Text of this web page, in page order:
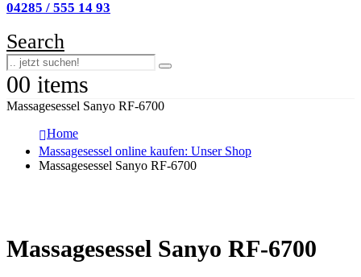
04285 / 555 14 93
Search
00 items
Massagesessel Sanyo RF-6700
Home
Massagesessel online kaufen: Unser Shop
Massagesessel Sanyo RF-6700
Massagesessel Sanyo RF-6700